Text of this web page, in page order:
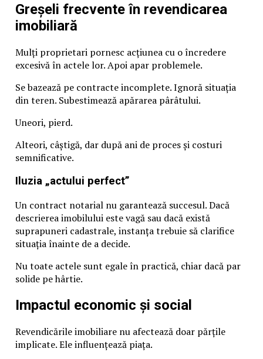
Greșeli frecvente în revendicarea
imobiliară
Mulți proprietari pornesc acțiunea cu o încredere
excesivă în actele lor. Apoi apar problemele.
Se bazează pe contracte incomplete. Ignoră situația
din teren. Subestimează apărarea pârâtului.
Uneori, pierd.
Alteori, câștigă, dar după ani de proces și costuri
semnificative.
Iluzia „actului perfect”
Un contract notarial nu garantează succesul. Dacă
descrierea imobilului este vagă sau dacă există
suprapuneri cadastrale, instanța trebuie să clarifice
situația înainte de a decide.
Nu toate actele sunt egale în practică, chiar dacă par
solide pe hârtie.
Impactul economic și social
Revendicările imobiliare nu afectează doar părțile
implicate. Ele influențează piața.